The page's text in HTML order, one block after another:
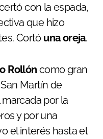
con la espada,
que hizo
Cortó una oreja.
Rollón como gran
Martín de
por la
y por una
el interés hasta el